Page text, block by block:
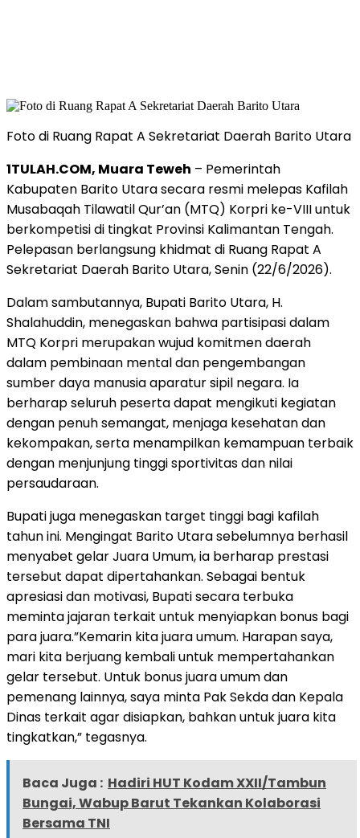
Foto di Ruang Rapat A Sekretariat Daerah Barito Utara
1TULAH.COM, Muara Teweh – Pemerintah
Kabupaten Barito Utara secara resmi melepas Kafilah
Musabaqah Tilawatil Qur’an (MTQ) Korpri ke-VIII untuk
berkompetisi di tingkat Provinsi Kalimantan Tengah.
Pelepasan berlangsung khidmat di Ruang Rapat A
Sekretariat Daerah Barito Utara, Senin (22/6/2026).
Dalam sambutannya, Bupati Barito Utara, H.
Shalahuddin, menegaskan bahwa partisipasi dalam
MTQ Korpri merupakan wujud komitmen daerah
dalam pembinaan mental dan pengembangan
sumber daya manusia aparatur sipil negara. Ia
berharap seluruh peserta dapat mengikuti kegiatan
dengan penuh semangat, menjaga kesehatan dan
kekompakan, serta menampilkan kemampuan terbaik
dengan menjunjung tinggi sportivitas dan nilai
persaudaraan.
Bupati juga menegaskan target tinggi bagi kafilah
tahun ini. Mengingat Barito Utara sebelumnya berhasil
menyabet gelar Juara Umum, ia berharap prestasi
tersebut dapat dipertahankan. Sebagai bentuk
apresiasi dan motivasi, Bupati secara terbuka
meminta jajaran terkait untuk menyiapkan bonus bagi
para juara.”Kemarin kita juara umum. Harapan saya,
mari kita berjuang kembali untuk mempertahankan
gelar tersebut. Untuk bonus juara umum dan
pemenang lainnya, saya minta Pak Sekda dan Kepala
Dinas terkait agar disiapkan, bahkan untuk juara kita
tingkatkan,” tegasnya.
Baca Juga : Hadiri HUT Kodam XXII/Tambun
Bungai, Wabup Barut Tekankan Kolaborasi
Bersama TNI